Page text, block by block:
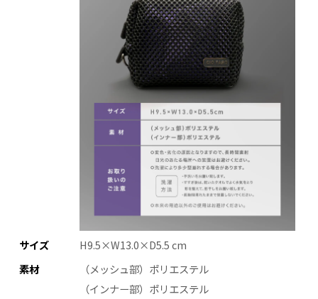
サイズ
H9.5×W13.0×D5.5 cm
素材
（メッシュ部）ポリエステル
（インナー部）ポリエステル